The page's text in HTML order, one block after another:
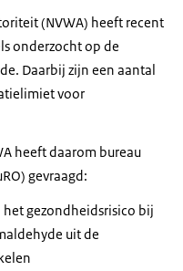
(NVWA) heeft recent
onderzocht op de
Daarbij zijn een aantal
voor
heeft daarom bureau
gevraagd:
het gezondheidsrisico bij
uit de